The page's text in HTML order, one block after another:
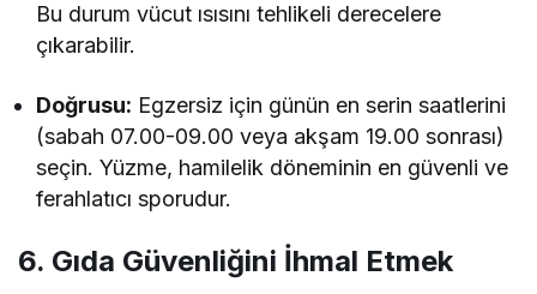
Bu durum vücut ısısını tehlikeli derecelere
çıkarabilir.
Doğrusu: Egzersiz için günün en serin saatlerini
(sabah 07.00-09.00 veya akşam 19.00 sonrası)
seçin. Yüzme, hamilelik döneminin en güvenli ve
ferahlatıcı sporudur.
6. Gıda Güvenliğini İhmal Etmek